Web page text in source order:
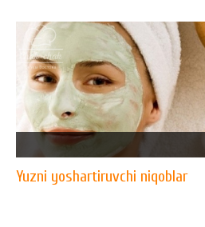
Yuzni yoshartiruvchi niqoblar